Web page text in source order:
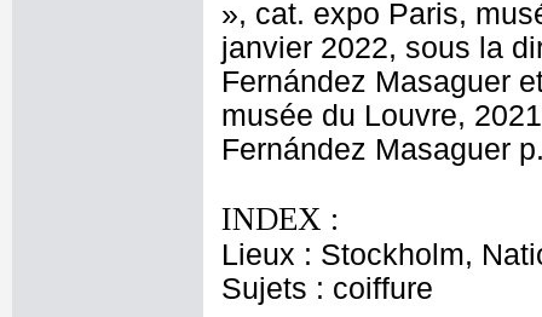
», cat. expo Paris,
janvier 2022, sous la
Fernández Masaguer
musée du Louvre,
Fernández Masaguer
INDEX :
Lieux : Stockholm,
Sujets : coiffure